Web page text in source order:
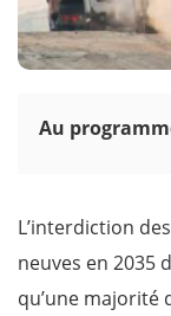
Au
L’interdiction
neuves en 2035
qu’une majorité